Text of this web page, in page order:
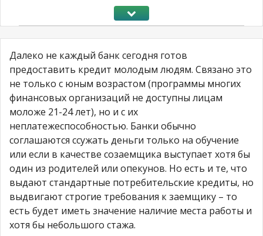
Далеко не каждый банк сегодня готов
предоставить кредит молодым людям. Связано это
не только с юным возрастом (программы многих
финансовых организаций не доступны лицам
моложе 21-24 лет), но и с их
неплатежеспособностью. Банки обычно
соглашаются ссужать деньги только на обучение
или если в качестве созаемщика выступает хотя бы
один из родителей или опекунов. Но есть и те, что
выдают стандартные потребительские кредиты, но
выдвигают строгие требования к заемщику – то
есть будет иметь значение наличие места работы и
хотя бы небольшого стажа.